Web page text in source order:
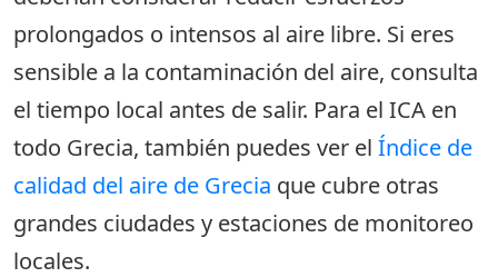
prolongados o intensos al aire libre. Si eres
sensible a la contaminación del aire, consulta
el tiempo local antes de salir. Para el ICA en
todo Grecia, también puedes ver el Índice de
calidad del aire de Grecia que cubre otras
grandes ciudades y estaciones de monitoreo
locales.